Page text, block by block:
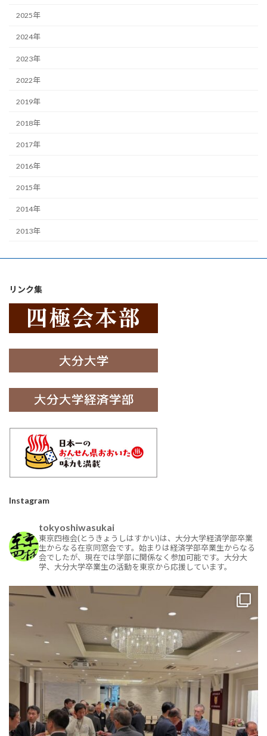
2025年
2024年
2023年
2022年
2019年
2018年
2017年
2016年
2015年
2014年
2013年
リンク集
Instagram
tokyoshiwasukai
東京四極会(とうきょうしはすかい)は、大分大学経済学部卒業
生からなる在京同窓会です。始まりは経済学部卒業生からなる
会でしたが、現在では学部に関係なく参加可能です。大分大
学、大分大学卒業生の活動を東京から応援しています。